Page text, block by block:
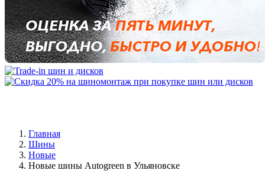
Главная
Шины
Новые
Новые шины Autogreen в Ульяновске